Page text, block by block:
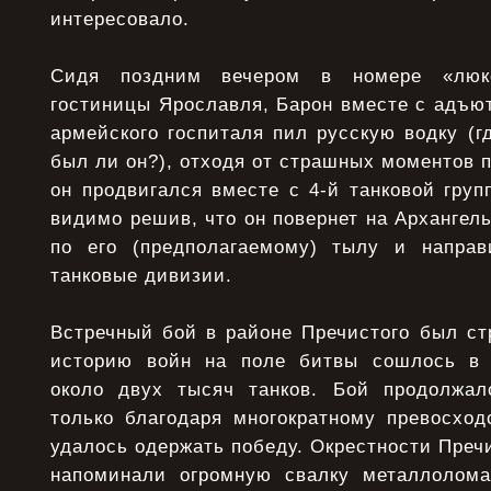
интересовало.
Сидя поздним вечером в номере
гостиницы Ярославля, Барон вместе с
армейского госпиталя пил русскую водку
был ли он?), отходя от страшных моментов
он продвигался вместе с 4-й танковой
видимо решив, что он повернет на
по его (предполагаемому) тылу и
танковые дивизии.
Встречный бой в районе Пречистого был
историю войн на поле битвы сошлось в
около двух тысяч танков. Бой
только благодаря многократному
удалось одержать победу. Окрестности
напоминали огромную свалку